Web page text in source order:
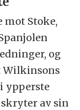
mot Stoke,
og
Wilkinsons
ypperste
skryter av sin